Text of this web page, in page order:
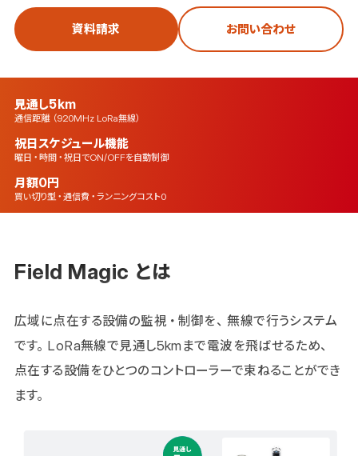
資料請求 お問い合わせ
見通し5km
通信距離（920MHz LoRa無線）
祝日スケジュール機能
曜日・時間・祝日でON/OFFを自動制御
月額0円
買い切り型・通信費・ランニングコスト0
Field Magic とは
広域に点在する設備の監視・制御を、無線で行うシステム
です。 LoRa無線で見通し5kmまで電波を飛ばせるため、
点在する設備をひとつのコントローラーで束ねることができ
ます。